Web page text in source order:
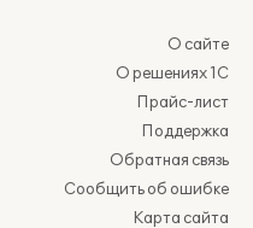
О сайте
О решениях 1С
Прайс-лист
Поддержка
Обратная связь
Сообщить об ошибке
Карта сайта